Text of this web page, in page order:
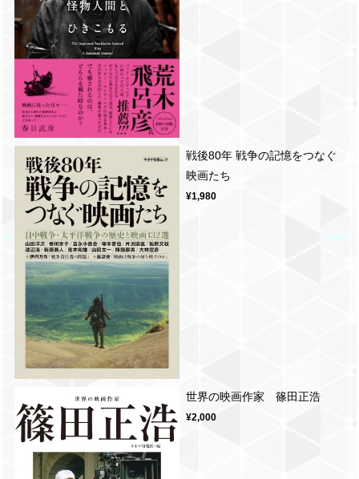
戦後80年 戦争の記憶をつなぐ
映画たち
¥1,980
世界の映画作家 篠田正浩
¥2,000